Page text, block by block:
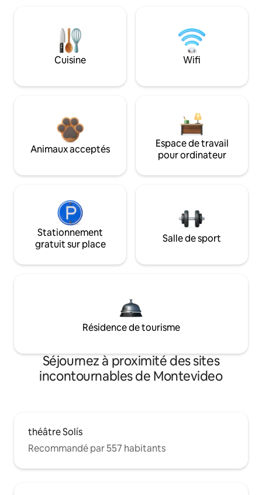
Cuisine Wifi
Animaux acceptés
Espace de travail
pour ordinateur
Stationnement
gratuit sur place
Salle de sport
Résidence de tourisme
Séjournez à proximité des sites
incontournables de Montevideo
théâtre Solís
Recommandé par 557 habitants